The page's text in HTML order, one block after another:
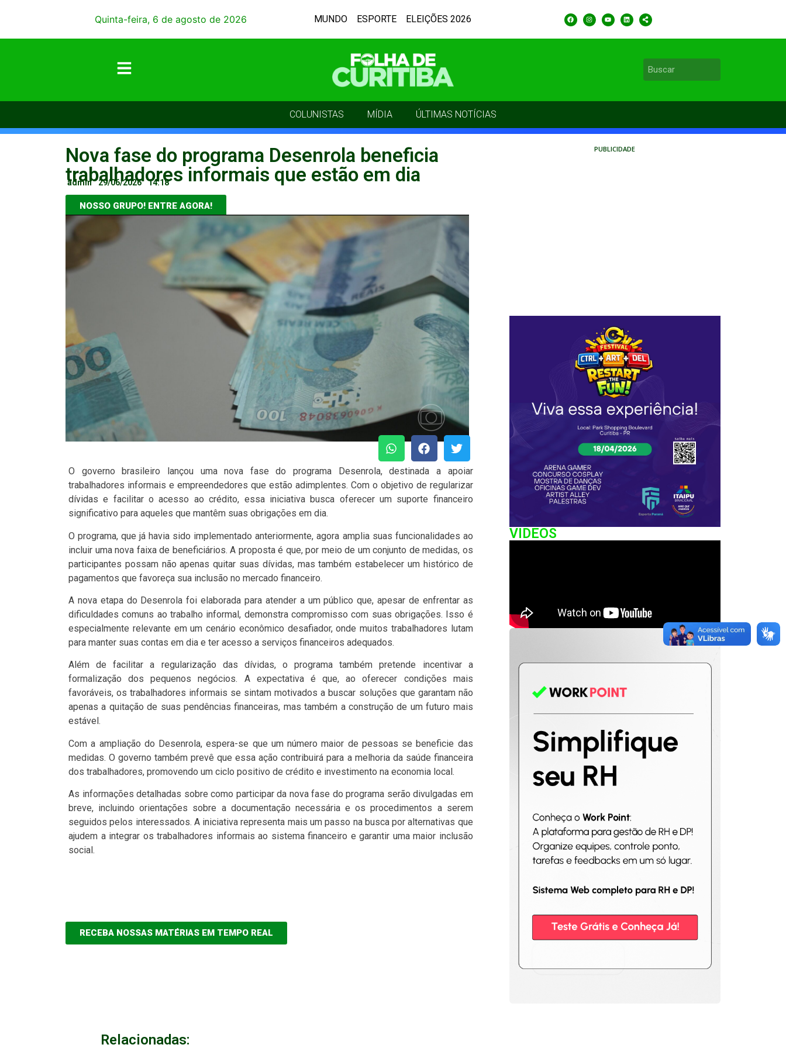
Quinta-feira, 6 de agosto de 2026 MUNDO ESPORTE ELEIÇÕES 2026
COLUNISTAS MÍDIA ÚLTIMAS NOTÍCIAS
Nova fase do programa Desenrola beneficia
trabalhadores informais que estão em dia
admin 29/06/2026 14:18
NOSSO GRUPO! ENTRE AGORA!
O governo brasileiro lançou uma nova fase do programa Desenrola, destinada a apoiar
trabalhadores informais e empreendedores que estão adimplentes. Com o objetivo de regularizar
dívidas e facilitar o acesso ao crédito, essa iniciativa busca oferecer um suporte financeiro
significativo para aqueles que mantêm suas obrigações em dia.
O programa, que já havia sido implementado anteriormente, agora amplia suas funcionalidades ao
incluir uma nova faixa de beneficiários. A proposta é que, por meio de um conjunto de medidas, os
participantes possam não apenas quitar suas dívidas, mas também estabelecer um histórico de
pagamentos que favoreça sua inclusão no mercado financeiro.
A nova etapa do Desenrola foi elaborada para atender a um público que, apesar de enfrentar as
dificuldades comuns ao trabalho informal, demonstra compromisso com suas obrigações. Isso é
especialmente relevante em um cenário econômico desafiador, onde muitos trabalhadores lutam
para manter suas contas em dia e ter acesso a serviços financeiros adequados.
Além de facilitar a regularização das dívidas, o programa também pretende incentivar a
formalização dos pequenos negócios. A expectativa é que, ao oferecer condições mais
favoráveis, os trabalhadores informais se sintam motivados a buscar soluções que garantam não
apenas a quitação de suas pendências financeiras, mas também a construção de um futuro mais
estável.
Com a ampliação do Desenrola, espera-se que um número maior de pessoas se beneficie das
medidas. O governo também prevê que essa ação contribuirá para a melhoria da saúde financeira
dos trabalhadores, promovendo um ciclo positivo de crédito e investimento na economia local.
As informações detalhadas sobre como participar da nova fase do programa serão divulgadas em
breve, incluindo orientações sobre a documentação necessária e os procedimentos a serem
seguidos pelos interessados. A iniciativa representa mais um passo na busca por alternativas que
ajudem a integrar os trabalhadores informais ao sistema financeiro e garantir uma maior inclusão
social.
RECEBA NOSSAS MATÉRIAS EM TEMPO REAL
PUBLICIDADE
VIDEOS
Relacionadas: